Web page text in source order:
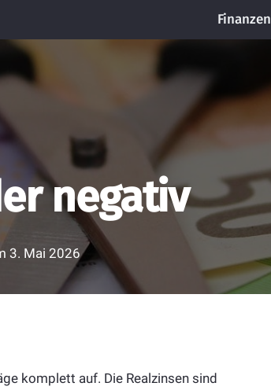
Finanzen
negativ
3. Mai 2026
komplett auf. Die Realzinsen sind